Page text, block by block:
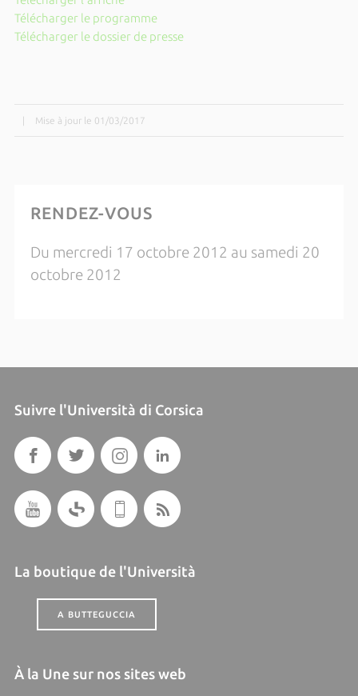
Télécharger le programme
Télécharger le dossier de presse
Mise à jour le 01/03/2017
RENDEZ-VOUS
Du mercredi 17 octobre 2012 au samedi 20
octobre 2012
Suivre l'Università di Corsica
La boutique de l'Università
A BUTTEGUCCIA
À la Une sur nos sites web